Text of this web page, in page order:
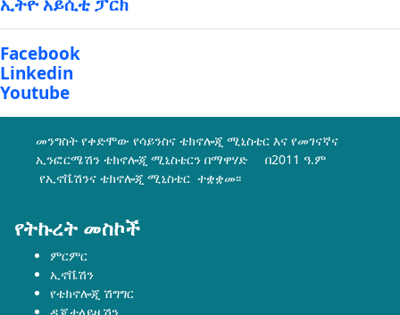
Facebook
Linkedin
Youtube
መንግስት የቀድሞው የሳይንስና ቴክኖሎጂ ሚኒስቴር እና የመገናኛና
ኢንፎርሜሽን ቴክኖሎጂ ሚኒስቴርን በማዋሃድ በ2011 ዓ.ም
የኢኖቬሽንና ቴክኖሎጂ ሚኒስቴር ተቋቋመ፡፡
ምርምር
ኢኖቬሽን
የቴክኖሎጂ ሽግግር
ዲጂታላይዜሽን